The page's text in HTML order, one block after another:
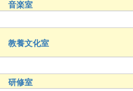
音楽室
教養文化室
研修室